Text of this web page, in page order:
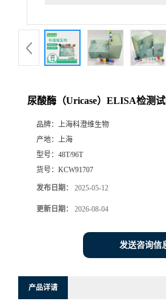
尿酸酶（Uricase）ELISA检测
品牌：
上海科澄维生物
产地：
上海
型号： 48T/96T
货号： KCW91707
发布日期： 2025-05-12
更新日期： 2026-08-04
发送咨询信
产品详请